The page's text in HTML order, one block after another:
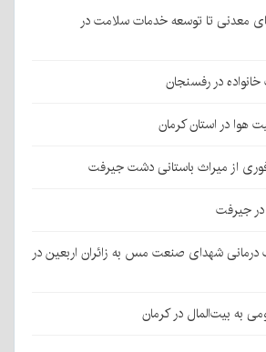
معدنی تا توسعه خدمات سلامت در
در رفسنجان
هوا در استان کرمان
از میراث باستانی دشت جیرفت
در جیرفت
شهدای صنعت مس به زائران اربعین در
به بیت‌المال در کرمان